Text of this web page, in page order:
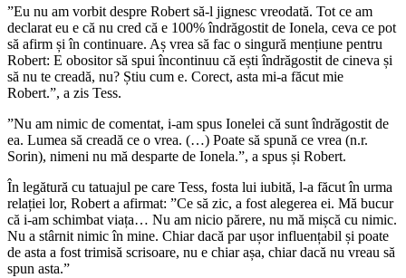
”Eu nu am vorbit despre Robert să-l jignesc vreodată. Tot ce am
declarat eu e că nu cred că e 100% îndrăgostit de Ionela, ceva ce pot
să afirm și în continuare. Aș vrea să fac o singură mențiune pentru
Robert: E obositor să spui încontinuu că ești îndrăgostit de cineva și
să nu te creadă, nu? Știu cum e. Corect, asta mi-a făcut mie
Robert.”, a zis Tess.
”Nu am nimic de comentat, i-am spus Ionelei că sunt îndrăgostit de
ea. Lumea să creadă ce o vrea. (…) Poate să spună ce vrea (n.r.
Sorin), nimeni nu mă desparte de Ionela.”, a spus și Robert.
În legătură cu tatuajul pe care Tess, fosta lui iubită, l-a făcut în urma
relației lor, Robert a afirmat: ”Ce să zic, a fost alegerea ei. Mă bucur
că i-am schimbat viața… Nu am nicio părere, nu mă mișcă cu nimic.
Nu a stârnit nimic în mine. Chiar dacă par ușor influențabil și poate
de asta a fost trimisă scrisoare, nu e chiar așa, chiar dacă nu vreau să
spun asta.”